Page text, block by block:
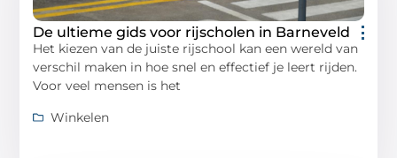
De ultieme gids voor rijscholen in Barneveld
Het kiezen van de juiste rijschool kan een wereld van
verschil maken in hoe snel en effectief je leert rijden.
Voor veel mensen is het
Winkelen